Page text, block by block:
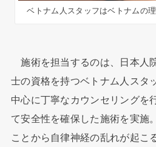
ベトナム人スタッフはベトナムの
施術を担当するのは、日本人
士の資格を持つベトナム人スタ
中心に丁寧なカウンセリングを
て安全性を確保した施術を実施
ことから自律神経の乱れが起こ